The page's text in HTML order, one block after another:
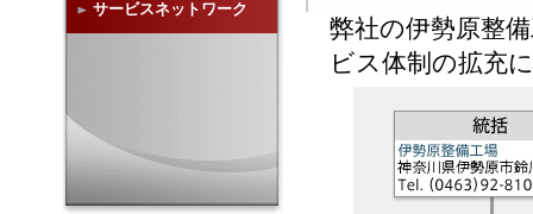
弊社の伊勢原整
ビス体制の拡充
サービスネットワーク